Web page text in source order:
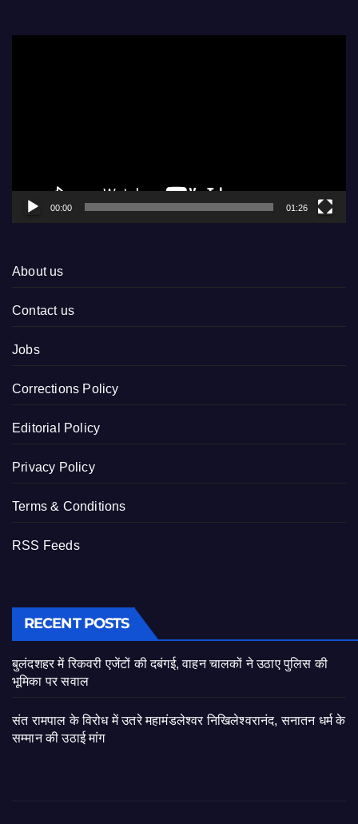
00:00 01:26
About us
Contact us
Jobs
Corrections Policy
Editorial Policy
Privacy Policy
Terms & Conditions
RSS Feeds
RECENT POSTS
बुलंदशहर में रिकवरी एजेंटों की दबंगई, वाहन चालकों ने उठाए पुलिस की
भूमिका पर सवाल
संत रामपाल के विरोध में उतरे महामंडलेश्वर निखिलेश्वरानंद, सनातन धर्म के
सम्मान की उठाई मांग